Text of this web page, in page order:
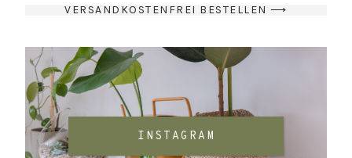
VERSANDKOSTENFREI BESTELLEN ⟶
INSTAGRAM